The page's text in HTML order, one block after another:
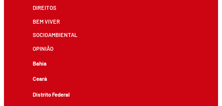
DIREITOS
BEM VIVER
SOCIOAMBIENTAL
OPINIÃO
Bahia
Ceará
Distrito Federal